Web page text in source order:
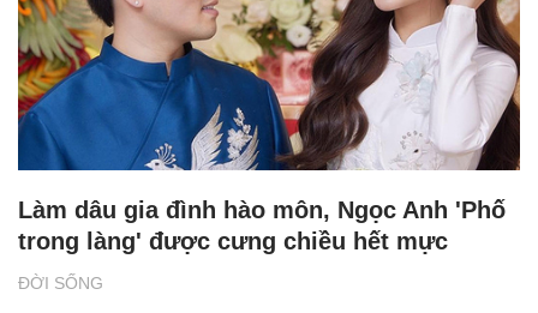
ĐỜI SỐNG
Làm dâu gia đình hào môn, Ngọc Anh 'Phố
trong làng' được cưng chiều hết mực